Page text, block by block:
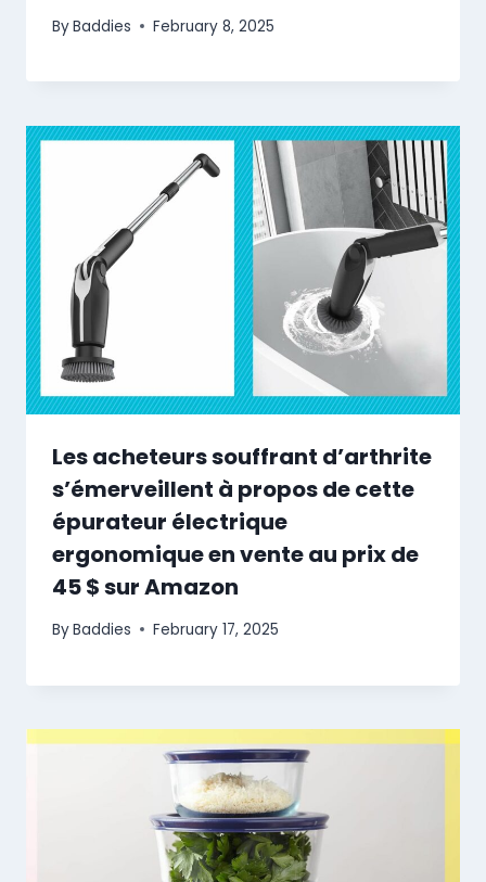
ByBaddies February 8, 2025
Les acheteurs souffrant d’arthrite
s’émerveillent à propos de cette
épurateur électrique
ergonomique en vente au prix de
45 $ sur Amazon
ByBaddies February 17, 2025